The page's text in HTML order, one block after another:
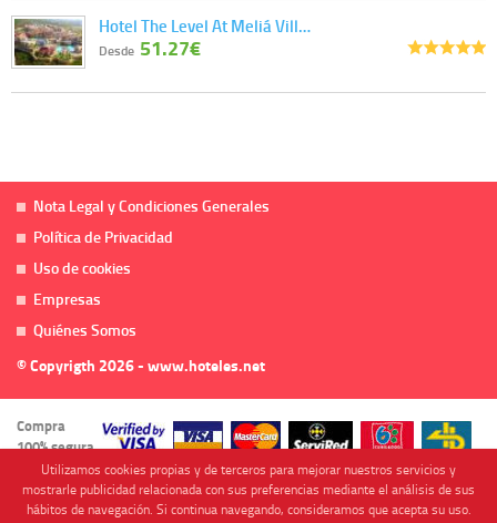
Hotel The Level At Meliá Vill…
Desde 51.27€
Nota Legal y Condiciones Generales
Política de Privacidad
Uso de cookies
Empresas
Quiénes Somos
© Copyrigth 2026 - www.hoteles.net
Compra
100% segura
Utilizamos cookies propias y de terceros para mejorar nuestros servicios y
mostrarle publicidad relacionada con sus preferencias mediante el análisis de sus
hábitos de navegación. Si continua navegando, consideramos que acepta su uso.